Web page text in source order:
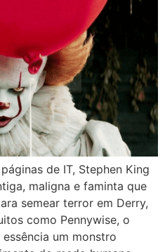
de IT, Stephen King
maligna e faminta que
semear terror em Derry,
como Pennywise, o
um monstro